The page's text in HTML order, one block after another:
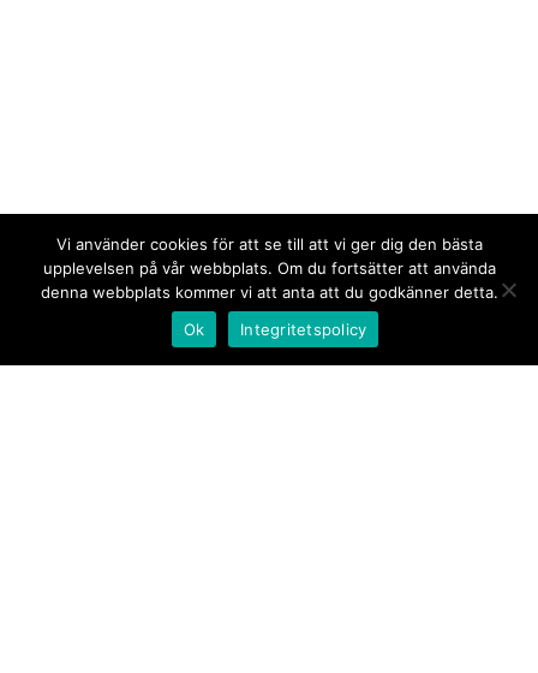
Vi använder cookies för att se till att vi ger dig den bästa
upplevelsen på vår webbplats. Om du fortsätter att använda
denna webbplats kommer vi att anta att du godkänner detta.
Ok
Integritetspolicy